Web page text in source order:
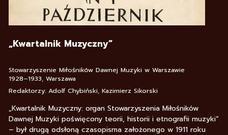
„Kwartalnik Muzyczny”
Stowarzyszenie Miłośników Dawnej Muzyki w Warszawie
1928–1933, Warszawa
Redaktorzy: Adolf Chybiński, Kazimierz Sikorski
„Kwartalnik Muzyczny: organ Stowarzyszenia Miłośników
Dawnej Muzyki poświęcony teorii, historii i etnografii muzyki”
– był drugą odsłoną czasopisma założonego w 1911 roku